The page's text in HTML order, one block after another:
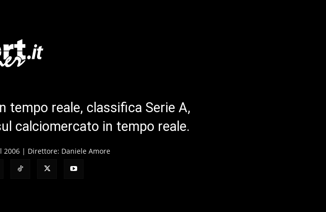
tempo reale, classifica Serie A,
calciomercato in tempo reale.
2006 | Direttore: Daniele Amore